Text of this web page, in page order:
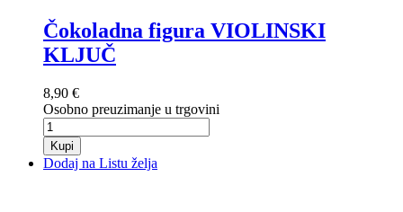
Čokoladna figura VIOLINSKI
KLJUČ
8,90 €
Osobno preuzimanje u trgovini
Kupi
Dodaj na Listu želja